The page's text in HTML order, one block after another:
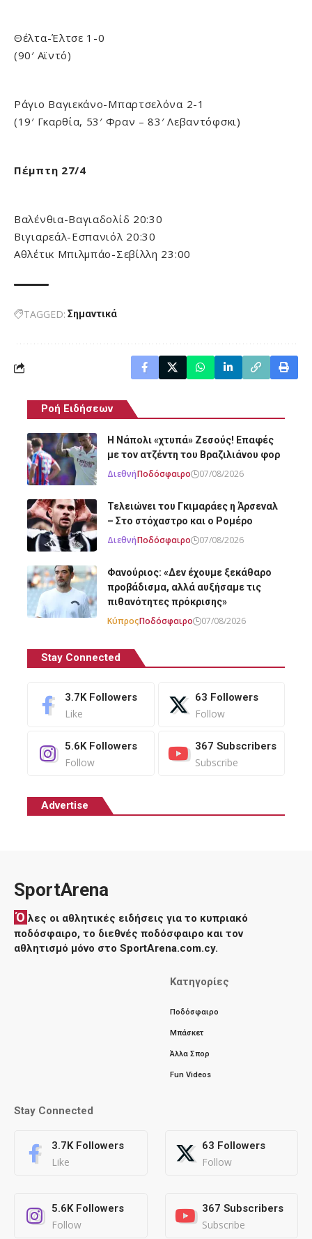
Θέλτα-Έλτσε 1-0
(90′ Αϊντό)
Ράγιο Βαγιεκάνο-Μπαρτσελόνα 2-1
(19′ Γκαρθία, 53′ Φραν – 83′ Λεβαντόφσκι)
Πέμπτη 27/4
Βαλένθια-Βαγιαδολίδ 20:30
Βιγιαρεάλ-Εσπανιόλ 20:30
Αθλέτικ Μπιλμπάο-Σεβίλλη 23:00
TAGGED: Σημαντικά
Ροή Ειδήσεων
Η Νάπολι «χτυπά» Ζεσούς! Επαφές
με τον ατζέντη του Βραζιλιάνου φορ
ΔιεθνήΠοδόσφαιρο 07/08/2026
Τελειώνει του Γκιμαράες η Άρσεναλ
– Στο στόχαστρο και ο Ρομέρο
ΔιεθνήΠοδόσφαιρο 07/08/2026
Φανούριος: «Δεν έχουμε ξεκάθαρο
προβάδισμα, αλλά αυξήσαμε τις
πιθανότητες πρόκρισης»
ΚύπροςΠοδόσφαιρο 07/08/2026
Stay Connected
3.7K Followers
Like
63 Followers
Follow
5.6K Followers
Follow
367 Subscribers
Subscribe
Advertise
SportArena
Ό λες οι αθλητικές ειδήσεις για το κυπριακό
ποδόσφαιρο, το διεθνές ποδόσφαιρο και τον
αθλητισμό μόνο στο SportArena.com.cy.
Κατηγορίες
Ποδόσφαιρο
Μπάσκετ
Άλλα Σπορ
Fun Videos
Stay Connected
3.7K Followers
Like
63 Followers
Follow
5.6K Followers
Follow
367 Subscribers
Subscribe